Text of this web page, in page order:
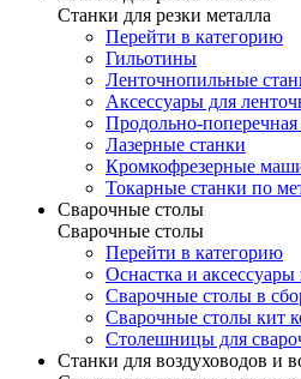
Станки для резки металла
Перейти в категорию
Гильотины
Ленточнопильные
Аксессуары для
Продольно-поперечная
Лазерные станки
Кромкофрезерные
Токарные станки по
Сварочные столы
Сварочные столы
Перейти в категорию
Оснастка и
Сварочные столы в
Сварочные столы кит
Столешницы для
Станки для воздуховодов и